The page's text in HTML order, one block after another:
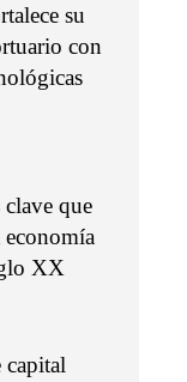
su
con
clave que
XX
capital